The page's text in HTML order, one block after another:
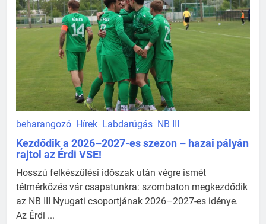
beharangozó Hírek Labdarúgás NB III
Kezdődik a 2026–2027-es szezon – hazai pályán
rajtol az Érdi VSE!
Hosszú felkészülési időszak után végre ismét
tétmérkőzés vár csapatunkra: szombaton megkezdődik
az NB III Nyugati csoportjának 2026–2027-es idénye.
Az Érdi ...